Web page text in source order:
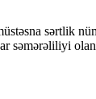
sərtlik
səmərəliliyi